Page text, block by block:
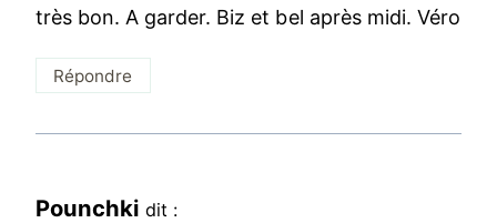
très bon. A garder. Biz et bel après midi. Véro
Répondre
Pounchki dit :